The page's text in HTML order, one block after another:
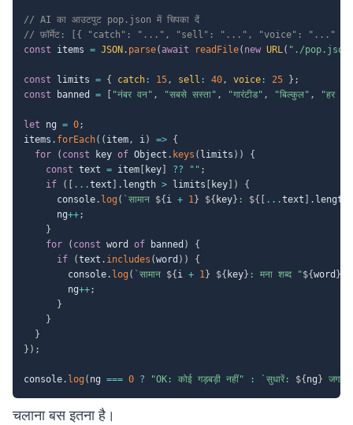
// AI का आउटपुट pop.json में चिपका दें
// फ़ॉर्मेट: [{ "catch": "...", "sell": "...", "voice": "..."
const items = JSON . parse( await readFile( new URL( "./
const limits = { catch : 15, sell : 40, voice : 25 } ;
const banned = "नंबर वन" , "सबसे सस्ता" , "गारंटीड" , "बिल्कुल" , "हर
let ng = 0;
items . forEach( ( item, i) => {
for
( const key of Object . keys ( limits ) )
{
const text = item key ?? "" ;
if
( ...text . length > limits key )
{
      console
. log ( ` सामान ${ i + 1} ${ key} : ${ ...text . length
      ng
++;
}
for
( const word of banned )
{
if
(text . includes (word ) )
{
        console
. log ( ` सामान ${ i + 1} ${ key} : मना शब्द "${word }
        ng
++;
}
}
}
} ) ;
console. log ( ng === 0 ? "OK: कोई गड़बड़ी नहीं" : ` सुधारें: ${ ng } जगह
चलाना बस इतना है।